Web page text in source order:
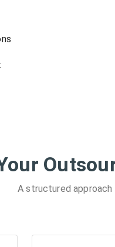
A structured